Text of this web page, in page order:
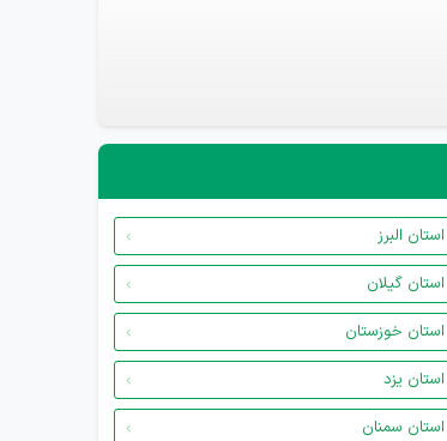
استان البرز
استان گیلان
استان خوزستان
استان یزد
استان سمنان